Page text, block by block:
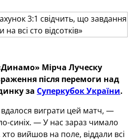
Мірча Луческу
після перемоги над
за Суперкубок України.
виграти цей матч, —
синіх. — У нас зараз чимало
вийшов на поле, віддали всі